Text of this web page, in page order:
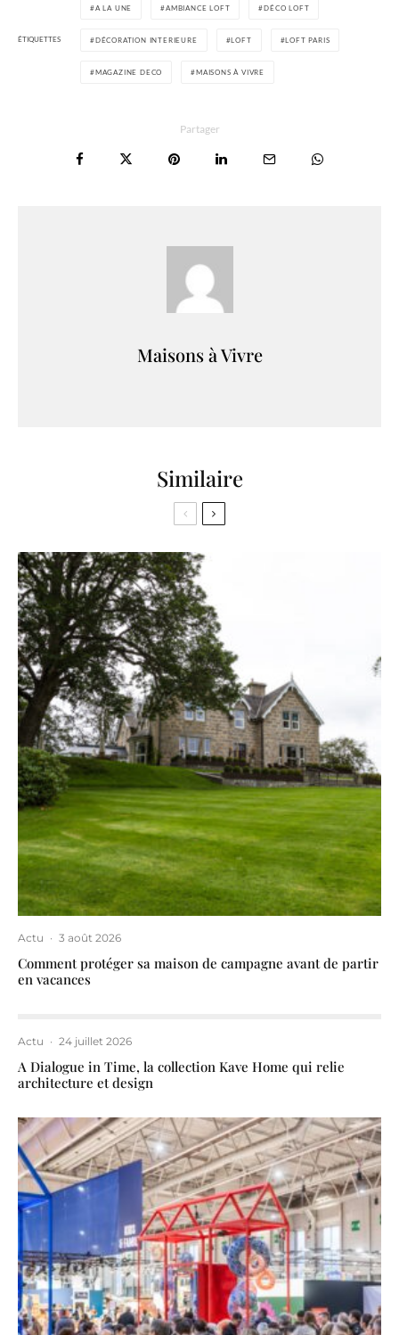
ÉTIQUETTES
A LA UNE AMBIANCE LOFT DÉCO LOFT
DÉCORATION INTERIEURE LOFT LOFT PARIS
MAGAZINE DECO MAISONS À VIVRE
Partager
Maisons à Vivre
Similaire
Actu · 3 août 2026
Comment protéger sa maison de campagne avant de partir
en vacances
Actu · 24 juillet 2026
A Dialogue in Time, la collection Kave Home qui relie
architecture et design